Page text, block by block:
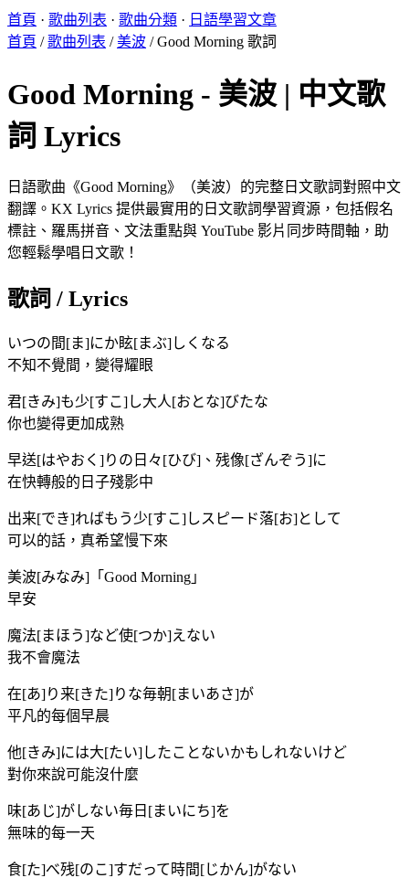
首頁 · 歌曲列表 · 歌曲分類 · 日語學習文章
首頁 /歌曲列表 /美波 /Good Morning 歌詞
Good Morning - 美波 | 中文歌
詞 Lyrics
日語歌曲《Good Morning》（美波）的完整日文歌詞對照中文
翻譯。KX Lyrics 提供最實用的日文歌詞學習資源，包括假名
標註、羅馬拼音、文法重點與 YouTube 影片同步時間軸，助
您輕鬆學唱日文歌！
歌詞 / Lyrics
いつの間[ま]にか眩[まぶ]しくなる
不知不覺間，變得耀眼
君[きみ]も少[すこ]し大人[おとな]びたな
你也變得更加成熟
早送[はやおく]りの日々[ひび]、残像[ざんぞう]に
在快轉般的日子殘影中
出来[でき]ればもう少[すこ]しスピード落[お]として
可以的話，真希望慢下來
美波[みなみ]「Good Morning」
早安
魔法[まほう]など使[つか]えない
我不會魔法
在[あ]り来[きた]りな毎朝[まいあさ]が
平凡的每個早晨
他[きみ]には大[たい]したことないかもしれないけど
對你來說可能沒什麼
味[あじ]がしない毎日[まいにち]を
無味的每一天
食[た]べ残[のこ]すだって時間[じかん]がない